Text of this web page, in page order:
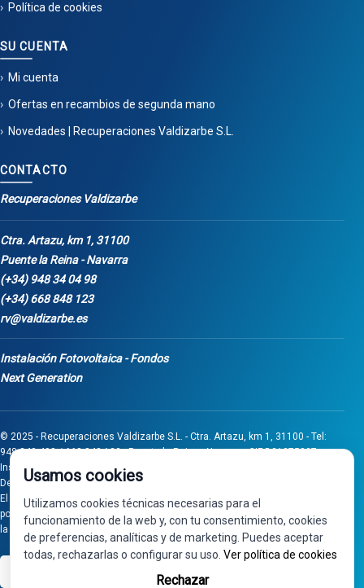
Política de cookies
SU CUENTA
Mi cuenta
Ofertas en recambios de segunda mano
Novedades | Recuperaciones Valdizarbe S.L.
CONTACTO
Recuperaciones Valdizarbe
Ctra. Artazu, km 1, 31100
Puente la Reina - Navarra
(+34) 948 34 04 98
(+34) 668 848 123
rv@valdizarbe.es
Instalación Fotovoltaica - Fondos
Next Generation
© 2025 - Recuperaciones Valdizarbe S.L. - Ctra. Artazu, km 1, 31100 - Tel:
948 340 498 / 668 848 123 - Puente la Reina - Navarra - CIF B31275837.
Inscrita en el Registro Mercantil de Navarra, Tomo 32, Folio 75, Hoja 525.
Desarrollado porSeintosoft
El proyecto de inversión "0011-0558-2024-000008" ha sido subvencionado
por Gobierno de Navarra al amparo de la convocatoria de 2024 de Ayudas a
la inversión en pymes industriales
Usamos cookies
Utilizamos cookies técnicas necesarias para el
funcionamiento de la web y, con tu consentimiento, cookies
de preferencias, analíticas y de marketing. Puedes aceptar
todas, rechazarlas o configurar su uso. Ver política de cookies
Rechazar